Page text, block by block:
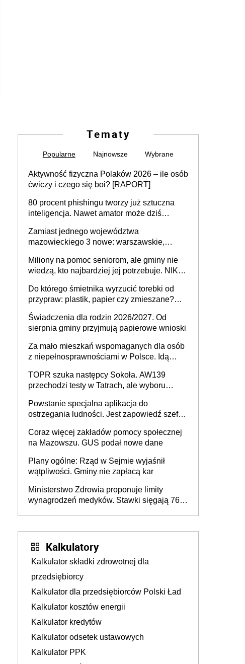
Tematy
Popularne Najnowsze Wybrane
Aktywność fizyczna Polaków 2026 – ile osób
ćwiczy i czego się boi? [RAPORT]
80 procent phishingu tworzy już sztuczna
inteligencja. Nawet amator może dziś
Zamiast jednego województwa
mazowieckiego 3 nowe: warszawskie,
Europie nie ma tak dużych jednostek
stołecznych
Miliony na pomoc seniorom, ale gminy nie
wiedzą, kto najbardziej jej potrzebuje. NIK
Do którego śmietnika wyrzucić torebki od
przypraw: plastik, papier czy zmieszane?
Świadczenia dla rodzin 2026/2027. Od
sierpnia gminy przyjmują papierowe wnioski
Za mało mieszkań wspomaganych dla osób
z niepełnosprawnościami w Polsce. Idą
TOPR szuka następcy Sokoła. AW139
przechodzi testy w Tatrach, ale wyboru
Powstanie specjalna aplikacja do
ostrzegania ludności. Jest zapowiedź szefa
Coraz więcej zakładów pomocy społecznej
na Mazowszu. GUS podał nowe dane
Plany ogólne: Rząd w Sejmie wyjaśnił
wątpliwości. Gminy nie zapłacą kar
Ministerstwo Zdrowia proponuje limity
wynagrodzeń medyków. Stawki sięgają 76,8
Kalkulatory
Kalkulator składki zdrowotnej dla
przedsiębiorcy
Kalkulator dla przedsiębiorców Polski Ład
Kalkulator kosztów energii
Kalkulator kredytów
Kalkulator odsetek ustawowych
Kalkulator PPK